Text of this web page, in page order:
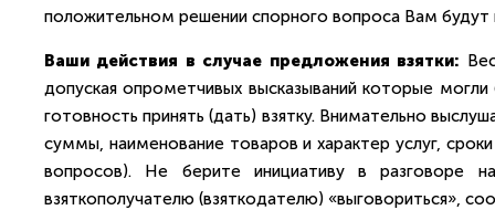
положительном решении спорного вопроса Вам будут
Ваши действия в случае предложения взятки:
допуская опрометчивых высказываний которые
готовность принять (дать) взятку. Внимательно
суммы, наименование товаров и характер услуг,
вопросов). Не берите инициативу в разговоре
взяткополучателю (взяткодателю) «выговориться»,